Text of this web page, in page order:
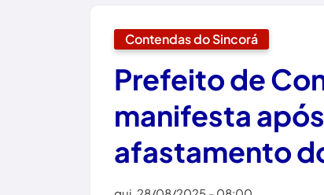
Contendas do Sincorá
Prefeito de
manifesta
afastamento